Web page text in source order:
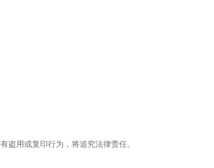
盗用或复印行为，将追究法律责任。